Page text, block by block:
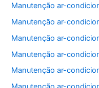
Manutenção ar-
Manutenção ar-
Manutenção ar-
Manutenção ar-
Manutenção ar-